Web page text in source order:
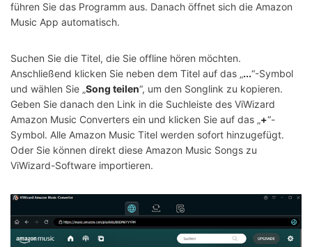
führen Sie das Programm aus. Danach öffnet sich die Amazon
Music App automatisch.
Suchen Sie die Titel, die Sie offline hören möchten.
Anschließend klicken Sie neben dem Titel auf das „...“-Symbol
und wählen Sie „Song teilen“, um den Songlink zu kopieren.
Geben Sie danach den Link in die Suchleiste des ViWizard
Amazon Music Converters ein und klicken Sie auf das „+“-
Symbol. Alle Amazon Music Titel werden sofort hinzugefügt.
Oder Sie können direkt diese Amazon Music Songs zu
ViWizard-Software importieren.